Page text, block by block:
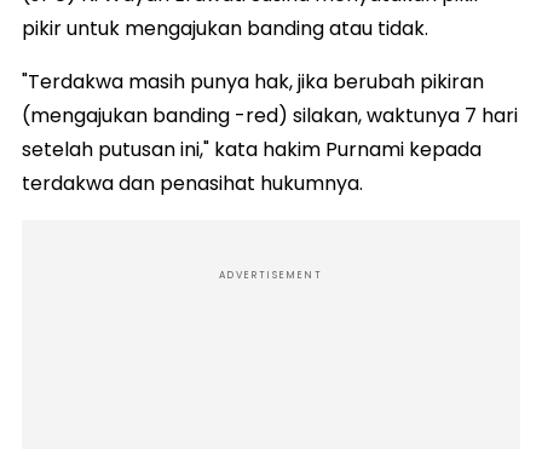
pikir untuk mengajukan banding atau tidak.
"Terdakwa masih punya hak, jika berubah pikiran
(mengajukan banding -red) silakan, waktunya 7 hari
setelah putusan ini," kata hakim Purnami kepada
terdakwa dan penasihat hukumnya.
ADVERTISEMENT